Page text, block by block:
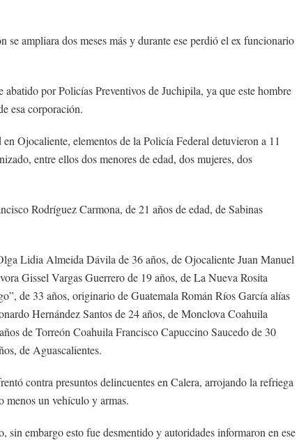
ampliara dos meses más y durante ese perdió el ex funcionario
por Policías Preventivos de Juchipila, ya que este hombre
esa corporación.
Ojocaliente, elementos de la Policía Federal detuvieron a 11
entre ellos dos menores de edad, dos mujeres, dos
Rodríguez Carmona, de 21 años de edad, de Sabinas
Lidia Almeida Dávila de 36 años, de Ojocaliente Juan Manuel
Gissel Vargas Guerrero de 19 años, de La Nueva Rosita
de 33 años, originario de Guatemala Román Ríos García alías
Hernández Santos de 24 años, de Monclova Coahuila
de Torreón Coahuila Francisco Capuccino Saucedo de 30
de Aguascalientes.
contra presuntos delincuentes en Calera, arrojando la refriega
menos un vehículo y armas.
sin embargo esto fue desmentido y autoridades informaron en ese